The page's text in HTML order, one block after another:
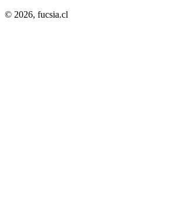
© 2026, fucsia.cl